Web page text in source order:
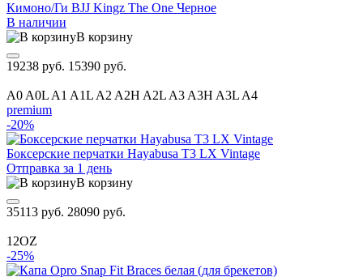
Кимоно/Ги BJJ Kingz The One Черное
В наличии
В корзину
19238 руб. 15390 руб.
A0 A0L A1 A1L A2 A2H A2L A3 A3H A3L A4
premium
-20%
Боксерские перчатки Hayabusa T3 LX Vintage
Отправка за 1 день
В корзину
35113 руб. 28090 руб.
12OZ
-25%